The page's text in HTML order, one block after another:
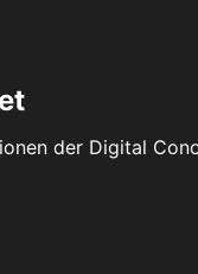
der Digital